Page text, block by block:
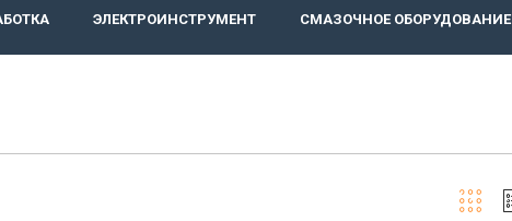
ЭЛЕКТРОИНСТРУМЕНТ СМАЗОЧНОЕ ОБОРУДОВАНИЕ